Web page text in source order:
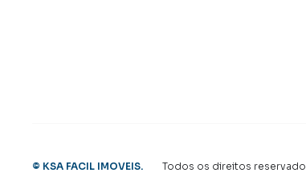
© KSA FACIL IMOVEIS. Todos os direitos